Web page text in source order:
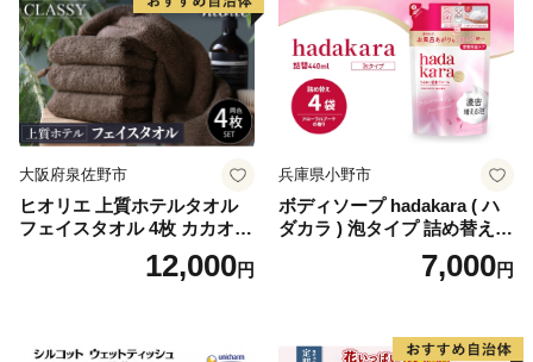
生活用品 無香料 トイレット
ペーパー ダブル といれっと
ぺーぱー トイレ クレシア ト
イレットペーパー [BDBH002
-1]
大阪府泉佐野市
ヒオリエ 上質ホテルタオル
フェイスタオル 4枚 カカオ
【タオル 泉州タオル 吸水 普
段使い 無地 シンプル 日用品
12,000円
兵庫県小野市
ボディソープ hadakara ( ハ
ダカラ ) 泡タイプ 詰め替え 4
40ml×4袋 ボディーソープ 泡
ボディソープ 泡 日用品 消耗
泡石鹸 石鹸 兵庫 兵庫県 小野
7,000円